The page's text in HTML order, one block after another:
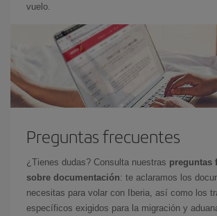
vuelo.
Preguntas frecuentes
¿Tienes dudas? Consulta nuestras preguntas
sobre documentación: te aclaramos los
necesitas para volar con Iberia, así como los
específicos exigidos para la migración y